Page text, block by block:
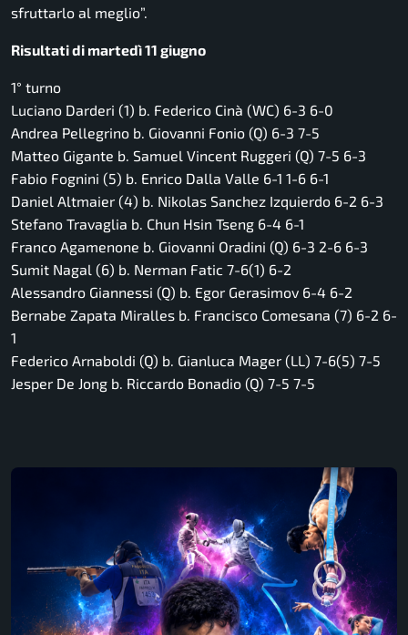
sfruttarlo al meglio”.
Risultati di martedì 11 giugno
1° turno
Luciano Darderi (1) b. Federico Cinà (WC) 6-3 6-0
Andrea Pellegrino b. Giovanni Fonio (Q) 6-3 7-5
Matteo Gigante b. Samuel Vincent Ruggeri (Q) 7-5 6-3
Fabio Fognini (5) b. Enrico Dalla Valle 6-1 1-6 6-1
Daniel Altmaier (4) b. Nikolas Sanchez Izquierdo 6-2 6-3
Stefano Travaglia b. Chun Hsin Tseng 6-4 6-1
Franco Agamenone b. Giovanni Oradini (Q) 6-3 2-6 6-3
Sumit Nagal (6) b. Nerman Fatic 7-6(1) 6-2
Alessandro Giannessi (Q) b. Egor Gerasimov 6-4 6-2
Bernabe Zapata Miralles b. Francisco Comesana (7) 6-2 6-
1
Federico Arnaboldi (Q) b. Gianluca Mager (LL) 7-6(5) 7-5
Jesper De Jong b. Riccardo Bonadio (Q) 7-5 7-5